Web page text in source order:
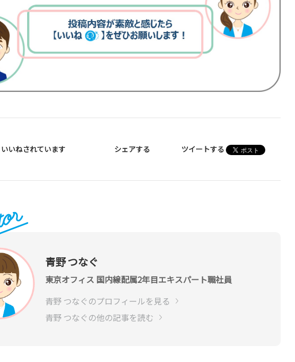
いいねされています シェアする ツイートする
青野 つなぐ
東京オフィス 国内線配属2年目エキスパート職社員
青野 つなぐのプロフィールを見る
青野 つなぐの他の記事を読む